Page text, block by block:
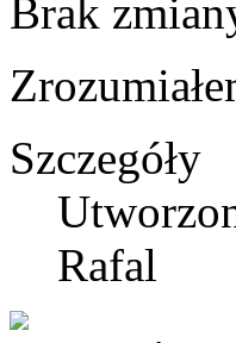
Brak
Szczegóły
Rafal